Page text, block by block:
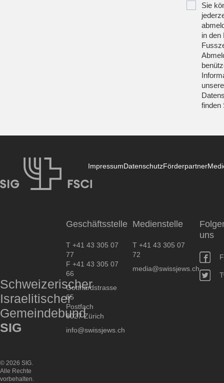
Sie
in den
finden
ImpressumDatenschutzFörderpartner
Schweizerischer
Israelitischer
Gemeindebund
SIG
Geschäftsstelle
T +41 43 305 07
77
F +41 43 305 07
66
Gotthardstrasse
65
Postfach
8027 Zürich
info@swissjews.ch
Medienstelle
T +41 43 305 07
72
media@swissjews.ch
uns
© 2026 SIG.
Alle Rechte
vorbehalten.